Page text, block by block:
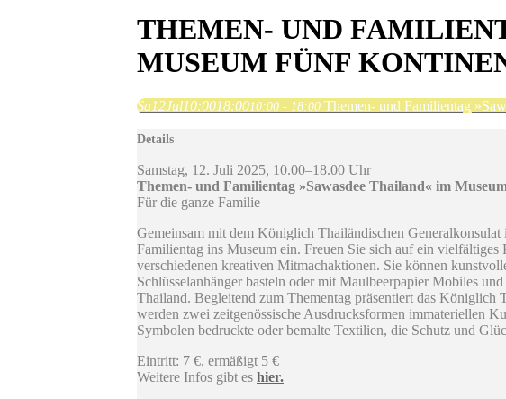
THEMEN- UND
MUSEUM FÜNF
Sa12Jul10:0018:0010:00 - 18:00 Themen- und Familientag
Details
Samstag, 12. Juli 2025, 10.00–18.00 Uhr
Themen- und Familientag »Sawasdee Thailand« im
Für die ganze Familie
Gemeinsam mit dem Königlich Thailändischen
Familientag ins Museum ein. Freuen Sie sich auf ein
verschiedenen kreativen Mitmachaktionen. Sie können
Schlüsselanhänger basteln oder mit Maulbeerpapier Mobiles
Thailand. Begleitend zum Thementag präsentiert das Königlich
werden zwei zeitgenössische Ausdrucksformen immateriellen
Symbolen bedruckte oder bemalte Textilien, die Schutz und
Eintritt: 7 €, ermäßigt 5 €
Weitere Infos gibt es hier.